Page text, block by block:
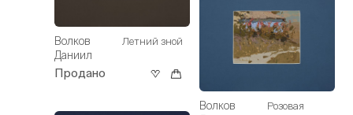
Волков
Даниил
Летний зной
Продано
Волков
Розовая